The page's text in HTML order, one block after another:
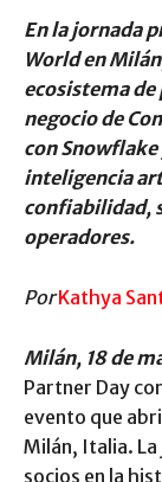
En la jornada
World en
ecosistema
negocio de
con
inteligencia
confiabilidad,
operadores.
PorKathya
Milán, 18 de
Partner Day
evento que
Milán, Italia.
socios en la